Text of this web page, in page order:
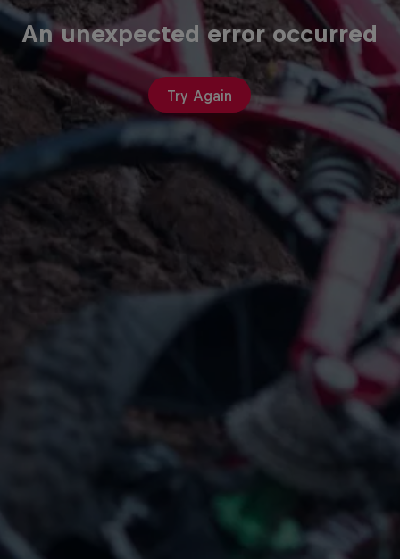
An unexpected error occurred
Try Again